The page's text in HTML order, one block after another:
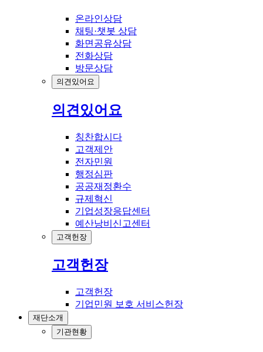
온라인상담
채팅·챗봇 상담
화면공유상담
전화상담
방문상담
의견있어요
의견있어요
칭찬합시다
고객제안
전자민원
행정심판
공공재정환수
규제혁신
기업성장응답센터
예산낭비신고센터
고객헌장
고객헌장
고객헌장
기업민원 보호 서비스헌장
재단소개
기관현황